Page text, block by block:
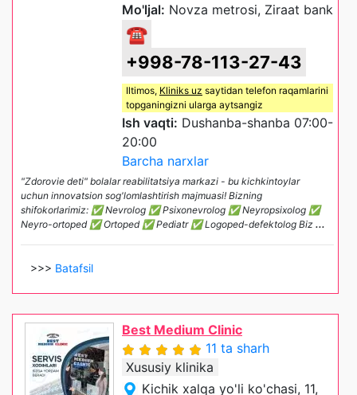
Mo'ljal: Novza metrosi, Ziraat bank
☎
+998-78-113-27-43
Iltimos, Kliniks uz saytidan telefon raqamlarini
topganingizni ularga aytsangiz
Ish vaqti: Dushanba-shanba 07:00-
20:00
Barcha narxlar
"Zdorovie deti" bolalar reabilitatsiya markazi - bu kichkintoylar
uchun innovatsion sog'lomlashtirish majmuasi! Bizning
shifokorlarimiz: ✅ Nevrolog ✅ Psixonevrolog ✅ Neyropsixolog ✅
Neyro-ortoped ✅ Ortoped ✅ Pediatr ✅ Logoped-defektolog Biz ...
>>> Batafsil
Best Medium Clinic
11 ta sharh
Xususiy klinika
Kichik xalqa yo'li ko'chasi, 11,